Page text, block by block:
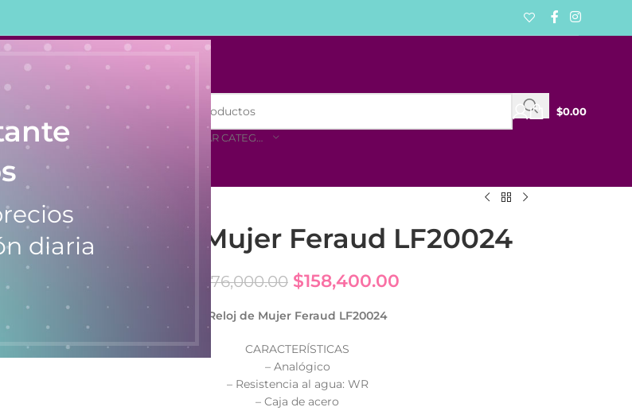
diaria
MENOR
SELECCIONAR CATEGORÍA
$0.00
Reloj de Mujer Feraud LF20024
176,000.00 $158,400.00
Reloj de Mujer Feraud LF20024
CARACTERÍSTICAS
– Analógico
– Resistencia al agua: WR
– Caja de acero